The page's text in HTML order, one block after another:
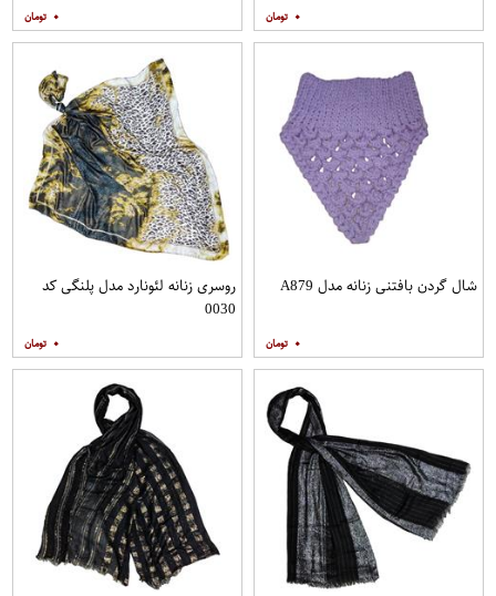
۰ ۰
شال گردن بافتنی زنانه مدل A879
۰
روسری زنانه لئونارد مدل پلنگی کد
0030
۰